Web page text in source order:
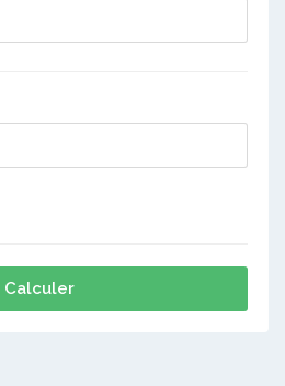
Calculer